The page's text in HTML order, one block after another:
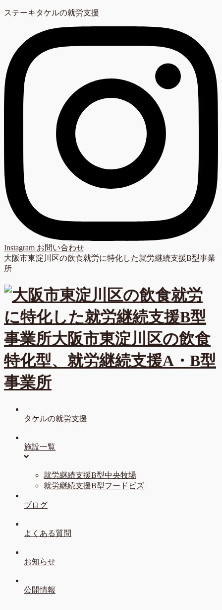
ステーキタケルの就労支援
Instagram お問い合わせ
大阪市東淀川区の飲食就労に特化した就労継続支援B型事業
所
タケルの就労支援
施設一覧
就労継続支援B型中央牧場
就労継続支援B型フードビズ
ブログ
よくある質問
お知らせ
公開情報